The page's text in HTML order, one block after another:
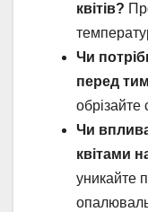
квітів?
Чи
перед
обрізайте
Чи
квітами
уникайте